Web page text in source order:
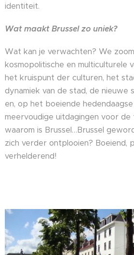
identiteit.
Wat maakt Brussel zo uniek?
Wat kan je verwachten? We
kosmopolitische en multiculturele
het kruispunt der culturen, het
dynamiek van de stad, de nieuwe
en, op het boeiende
meervoudige uitdagingen voor de
waarom is Brussel…Brussel
zich verder ontplooien? Boeiend,
verhelderend!